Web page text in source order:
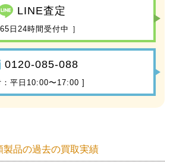
LINE査定
日24時間受付中 ］
0120-085-088
：平日10:00〜17:00 ]
製品の過去の買取実績